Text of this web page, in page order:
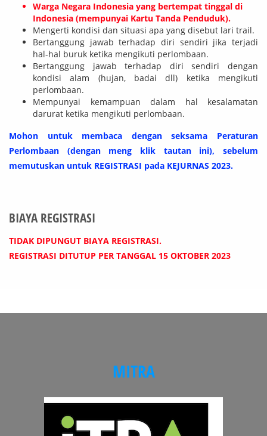
Warga Negara Indonesia yang bertempat tinggal di
Indonesia (mempunyai Kartu Tanda Penduduk).
Mengerti kondisi dan situasi apa yang disebut lari trail.
Bertanggung jawab terhadap diri sendiri jika terjadi
hal-hal buruk ketika mengikuti perlombaan.
Bertanggung jawab terhadap diri sendiri dengan
kondisi alam (hujan, badai dll) ketika mengikuti
perlombaan.
Mempunyai kemampuan dalam hal kesalamatan
darurat ketika mengikuti perlombaan.
Mohon untuk membaca dengan seksama Peraturan
Perlombaan (dengan meng klik tautan ini), sebelum
memutuskan untuk REGISTRASI pada KEJURNAS 2023.
BIAYA REGISTRASI
TIDAK DIPUNGUT BIAYA REGISTRASI.
REGISTRASI DITUTUP PER TANGGAL 15 OKTOBER 2023
MITRA